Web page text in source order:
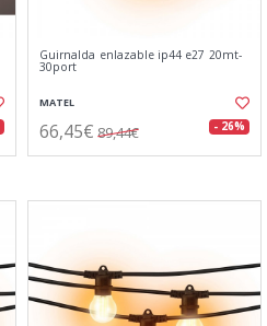
Guirnalda enlazable ip44 e27 20mt-
30port
MATEL
66,45€ 89,44€ - 26%